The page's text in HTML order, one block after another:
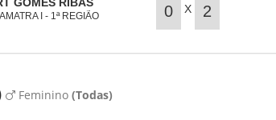
AMATRA I - 1ª REGIÃO 0 X 2
Feminino (Todas)